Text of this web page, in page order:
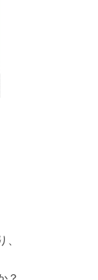
、